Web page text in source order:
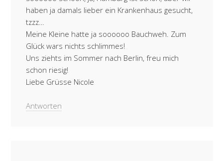
haben ja damals lieber ein Krankenhaus gesucht,
tzzz…
Meine Kleine hatte ja soooooo Bauchweh. Zum
Glück wars nichts schlimmes!
Uns ziehts im Sommer nach Berlin, freu mich
schon riesig!
Liebe Grüsse Nicole
Antworten